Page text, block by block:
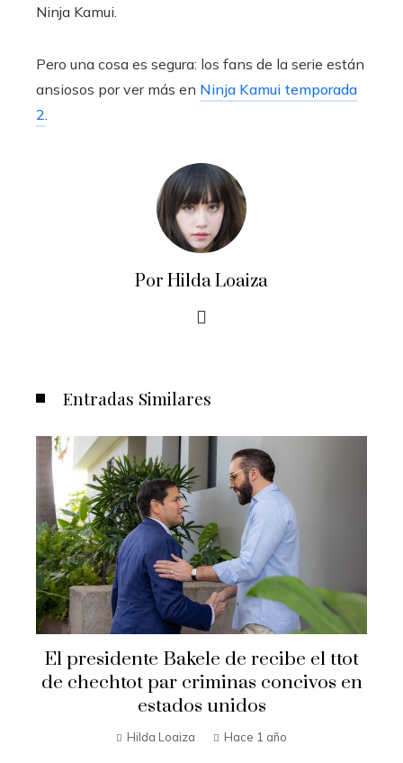
Ninja Kamui.
Pero una cosa es segura: los fans de la serie están
ansiosos por ver más en Ninja Kamui temporada
2.
Por Hilda Loaiza
Entradas Similares
El presidente Bakele de recibe el ttot
de chechtot par criminas concivos en
estados unidos
Hilda Loaiza Hace 1 año